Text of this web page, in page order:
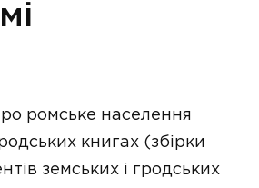
ромське населення
книгах (збірки
земських і гродських